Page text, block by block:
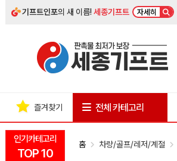
기프트인포의 새 이름!세종기프트 자세히
인기카테고리
TOP 10
즐겨찾기 전체 카테고리
홈 차량/골프/레저/계절